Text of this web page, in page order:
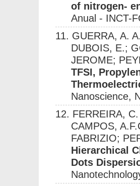
of nitrogen-
Anual - INCT-
11. GUERRA, A.
DUBOIS, E.;
JEROME;
TFSI,
Nanoscience,
12. FERREIRA,
CAMPOS,
FABRIZIO;
Hierarchical
Dots